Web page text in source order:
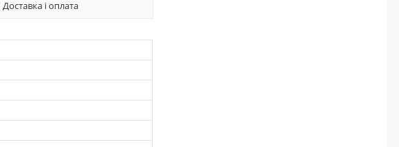
Доставка і оплата